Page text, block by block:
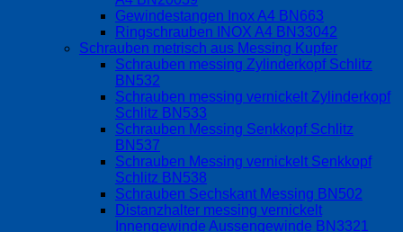
Gewindestangen Inox A4 BN663
Ringschrauben INOX A4 BN33042
Schrauben metrisch aus Messing Kupfer
Schrauben messing Zylinderkopf Schlitz
BN532
Schrauben messing vernickelt Zylinderkopf
Schlitz BN533
Schrauben Messing Senkkopf Schlitz
BN537
Schrauben Messing vernickelt Senkkopf
Schlitz BN538
Schrauben Sechskant Messing BN502
Distanzhalter messing vernickelt
Innengewinde Aussengewinde BN3321